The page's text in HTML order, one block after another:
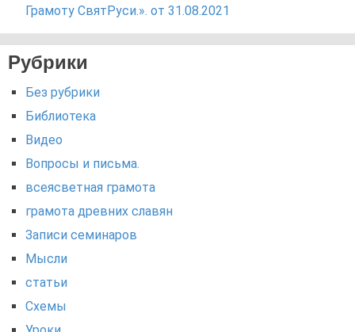
Грамоту СвятРуси.». от 31.08.2021
Рубрики
Без рубрики
Библиотека
Видео
Вопросы и письма.
всеясветная грамота
грамота древних славян
Записи семинаров
Мысли
статьи
Схемы